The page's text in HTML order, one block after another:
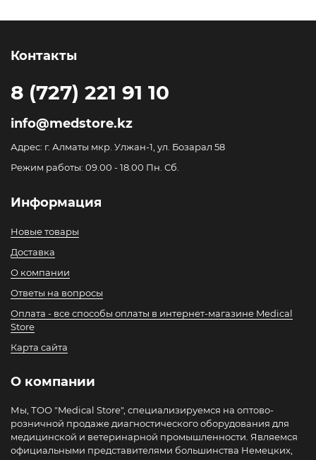
Контакты
8 (727) 221 91 10
info@medstore.kz
Адрес: г. Алматы мкр. Улжан-1, ул. Бозарал 58
Режим работы: 09.00 - 18.00 Пн. Сб.
Информация
Новые товары
Доставка
О компании
Ответы на вопросы
Оплата - все способы оплаты в интернет-магазине Medical
Store
Карта сайта
О компании
Мы, ТОО "Medical Store", специализируемся на оптово-
розничной продаже диагностического оборудования для
медицинской и ветеринарной промышленности. Являемся
официальными представителями большинства Немецких,